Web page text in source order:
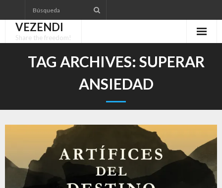
to
contentVEZENDI
Share the freedom!
TAG ARCHIVES: SUPERAR
ANSIEDAD